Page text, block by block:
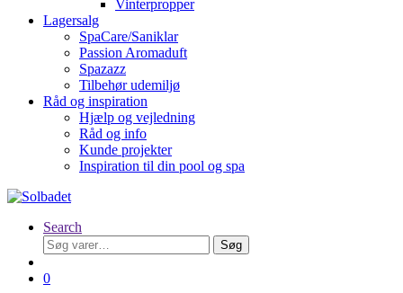
Vinterpropper
Lagersalg
SpaCare/Saniklar
Passion Aromaduft
Spazazz
Tilbehør udemiljø
Råd og inspiration
Hjælp og vejledning
Råd og info
Kunde projekter
Inspiration til din pool og spa
Search
Søg
efter:
Søg
0